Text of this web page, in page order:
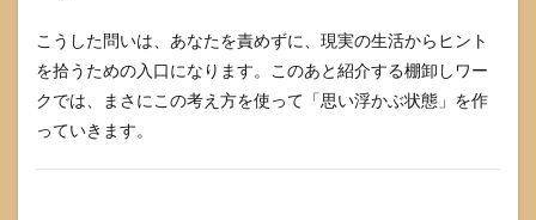
人と
具体
例
5.2
品や
こうした問いは、あなたを責めずに、現実の生活からヒント
を拾うための入口になります。このあと紹介する棚卸しワー
クでは、まさにこの考え方を使って「思い浮かぶ状態」を作
っていきます。